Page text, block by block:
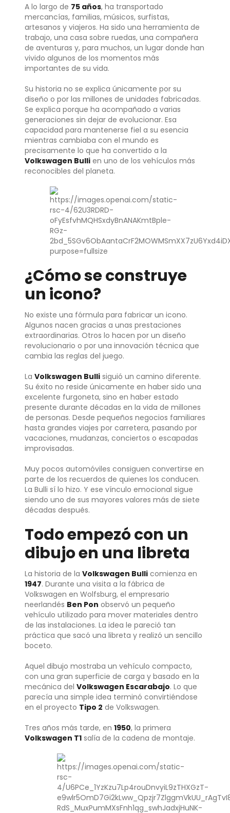
A lo largo de 75 años, ha transportado
mercancías, familias, músicos, surfistas,
artesanos y viajeros. Ha sido una herramienta de
trabajo, una casa sobre ruedas, una compañera
de aventuras y, para muchos, un lugar donde han
vivido algunos de los momentos más
importantes de su vida.
Su historia no se explica únicamente por su
diseño o por las millones de unidades fabricadas.
Se explica porque ha acompañado a varias
generaciones sin dejar de evolucionar. Esa
capacidad para mantenerse fiel a su esencia
mientras cambiaba con el mundo es
precisamente lo que ha convertido a la
Volkswagen Bulli en uno de los vehículos más
reconocibles del planeta.
¿Cómo se construye
un icono?
No existe una fórmula para fabricar un icono.
Algunos nacen gracias a unas prestaciones
extraordinarias. Otros lo hacen por un diseño
revolucionario o por una innovación técnica que
cambia las reglas del juego.
La Volkswagen Bulli siguió un camino diferente.
Su éxito no reside únicamente en haber sido una
excelente furgoneta, sino en haber estado
presente durante décadas en la vida de millones
de personas. Desde pequeños negocios familiares
hasta grandes viajes por carretera, pasando por
vacaciones, mudanzas, conciertos o escapadas
improvisadas.
Muy pocos automóviles consiguen convertirse en
parte de los recuerdos de quienes los conducen.
La Bulli sí lo hizo. Y ese vínculo emocional sigue
siendo uno de sus mayores valores más de siete
décadas después.
Todo empezó con un
dibujo en una libreta
La historia de la Volkswagen Bulli comienza en
1947. Durante una visita a la fábrica de
Volkswagen en Wolfsburg, el empresario
neerlandés Ben Pon observó un pequeño
vehículo utilizado para mover materiales dentro
de las instalaciones. La idea le pareció tan
práctica que sacó una libreta y realizó un sencillo
boceto.
Aquel dibujo mostraba un vehículo compacto,
con una gran superficie de carga y basado en la
mecánica del Volkswagen Escarabajo. Lo que
parecía una simple idea terminó convirtiéndose
en el proyecto Tipo 2 de Volkswagen.
Tres años más tarde, en 1950, la primera
Volkswagen T1 salía de la cadena de montaje.